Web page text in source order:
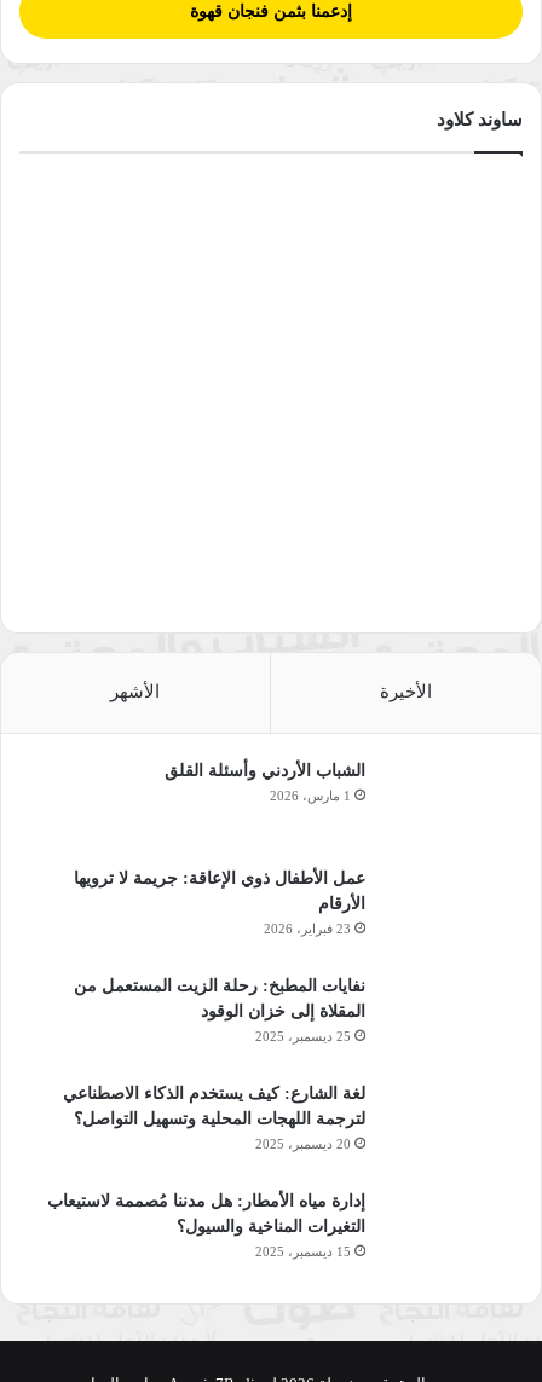
إدعمنا بثمن فنجان قهوة
ساوند كلاود
الأخيرة الأشهر
الشباب الأردني وأسئلة القلق
1 مارس، 2026
عمل الأطفال ذوي الإعاقة: جريمة لا ترويها
الأرقام
23 فبراير، 2026
نفايات المطبخ: رحلة الزيت المستعمل من
المقلاة إلى خزان الوقود
25 ديسمبر، 2025
لغة الشارع: كيف يستخدم الذكاء الاصطناعي
لترجمة اللهجات المحلية وتسهيل التواصل؟
20 ديسمبر، 2025
إدارة مياه الأمطار: هل مدننا مُصممة لاستيعاب
التغيرات المناخية والسيول؟
15 ديسمبر، 2025